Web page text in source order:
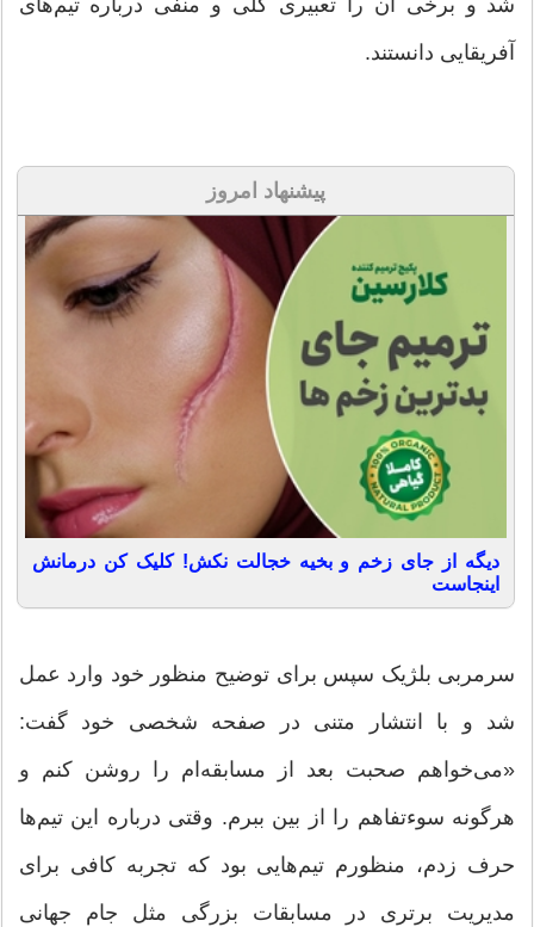
آفریقایی دانستند.
پیشنهاد امروز
دیگه از جای زخم و بخیه خجالت نکش! کلیک کن درمانش
اینجاست
سرمربی بلژیک سپس برای توضیح منظور خود وارد عمل
شد و با انتشار متنی در صفحه شخصی خود گفت:
«می‌خواهم صحبت بعد از مسابقه‌ام را روشن کنم و
هرگونه سوءتفاهم را از بین ببرم. وقتی درباره این تیم‌ها
حرف زدم، منظورم تیم‌هایی بود که تجربه کافی برای
مدیریت برتری در مسابقات بزرگی مثل جام جهانی